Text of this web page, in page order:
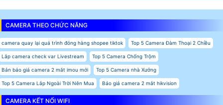
CAMERA THEO CHỨC NĂNG
camera quay lại quá trình đóng hàng shopee tiktok Top 5 Camera Đàm Thoại 2 Chiều
Lắp camera check var Livestream Top 5 Camera Chống Trộm
Bản báo giá camera 2 mắt imou mới Top 5 Camera nhà Xưởng
Top 5 Camera Lắp Ngoài Trời Nên Mua Báo giá camera 2 mắt hikvision
CAMERA KẾT NỐI WIFI